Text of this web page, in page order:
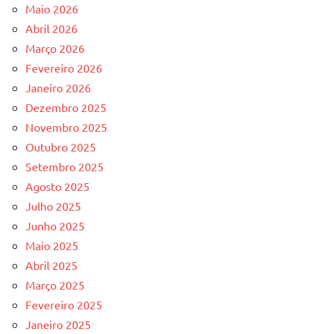
Maio 2026
Abril 2026
Março 2026
Fevereiro 2026
Janeiro 2026
Dezembro 2025
Novembro 2025
Outubro 2025
Setembro 2025
Agosto 2025
Julho 2025
Junho 2025
Maio 2025
Abril 2025
Março 2025
Fevereiro 2025
Janeiro 2025